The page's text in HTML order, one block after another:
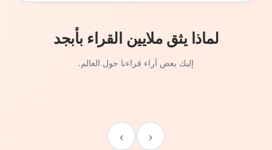
لماذا يثق ملايين القراء بأبجد
إليك بعض آراء قراءنا حول العالم.
‹
›